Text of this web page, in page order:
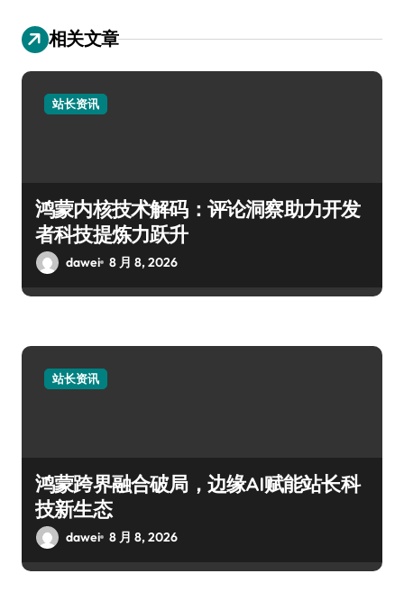
相关文章
站长资讯
鸿蒙内核技术解码：评论洞察助力开发
者科技提炼力跃升
dawei 8 月 8, 2026
站长资讯
鸿蒙跨界融合破局，边缘AI赋能站长科
技新生态
dawei 8 月 8, 2026